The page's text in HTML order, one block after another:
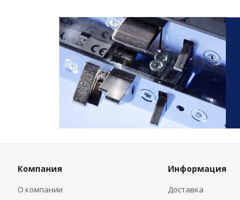
Компания
О компании
Информация
Доставка